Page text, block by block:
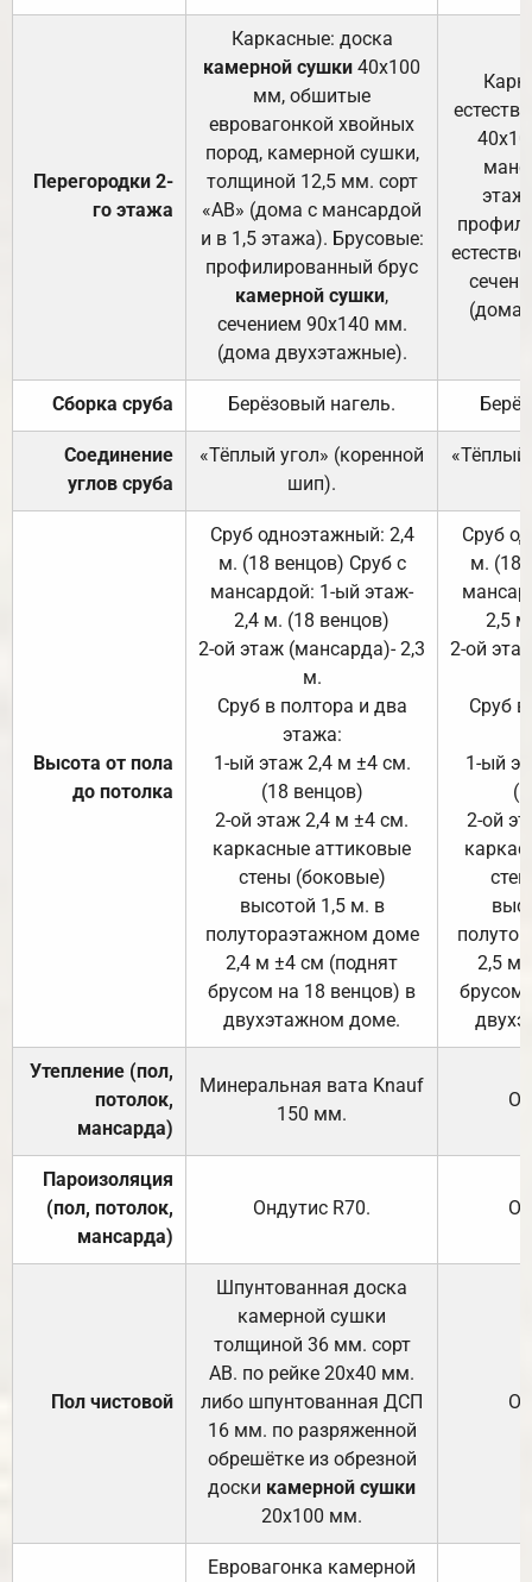
Перегородки 2-
го этажа
Каркасные: доска
камерной сушки 40х100
мм, обшитые
евровагонкой хвойных
пород, камерной сушки,
толщиной 12,5 мм. сорт
«АВ» (дома с мансардой
и в 1,5 этажа). Брусовые:
профилированный брус
камерной сушки,
сечением 90х140 мм.
(дома двухэтажные).
(дома
Сборка сруба Берёзовый нагель.
Соединение
углов сруба
«Тёплый угол» (коренной
шип).
«Тёплый
Высота от пола
до потолка
Сруб одноэтажный: 2,4
м. (18 венцов) Сруб с
мансардой: 1-ый этаж-
2,4 м. (18 венцов)
2-ой этаж (мансарда)- 2,3
м.
Сруб в полтора и два
этажа:
1-ый этаж 2,4 м ±4 см.
(18 венцов)
2-ой этаж 2,4 м ±4 см.
каркасные аттиковые
стены (боковые)
высотой 1,5 м. в
полутораэтажном доме
2,4 м ±4 см (поднят
брусом на 18 венцов) в
двухэтажном доме.
Сруб
м. (18
2,5
2-ой
Сруб
1-ый
2-ой
2,5 м
брусом
Утепление (пол,
потолок,
мансарда)
Минеральная вата Knauf
150 мм.
Пароизоляция
(пол, потолок,
мансарда)
Ондутис R70.
Пол чистовой
Шпунтованная доска
камерной сушки
толщиной 36 мм. сорт
АВ. по рейке 20х40 мм.
либо шпунтованная ДСП
16 мм. по разряженной
обрешётке из обрезной
доски камерной сушки
20х100 мм.
Евровагонка камерной